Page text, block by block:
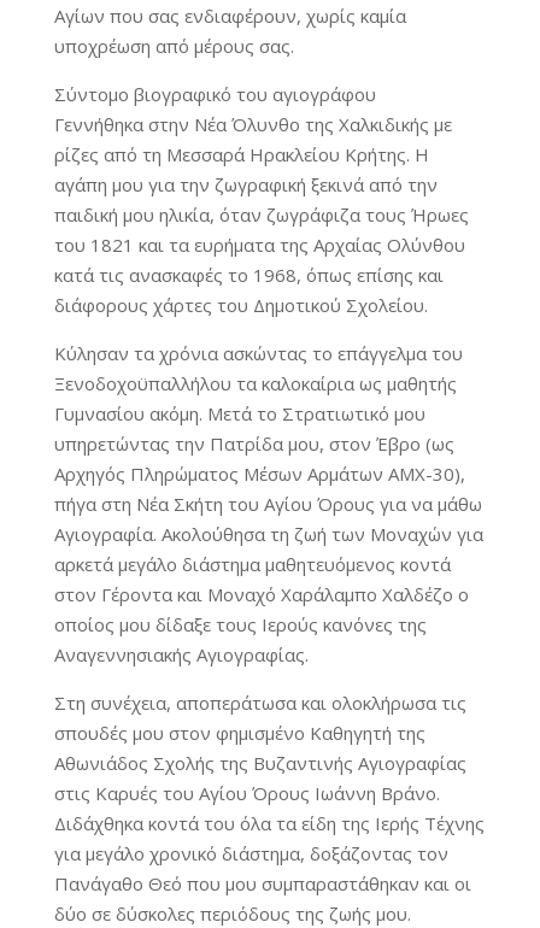
Αγίων που σας ενδιαφέρουν, χωρίς καμία
υποχρέωση από μέρους σας.
Σύντομο βιογραφικό του αγιογράφου
Γεννήθηκα στην Νέα Όλυνθο της Χαλκιδικής με
ρίζες από τη Μεσσαρά Ηρακλείου Κρήτης. Η
αγάπη μου για την ζωγραφική ξεκινά από την
παιδική μου ηλικία, όταν ζωγράφιζα τους Ήρωες
του 1821 και τα ευρήματα της Αρχαίας Ολύνθου
κατά τις ανασκαφές το 1968, όπως επίσης και
διάφορους χάρτες του Δημοτικού Σχολείου.
Κύλησαν τα χρόνια ασκώντας το επάγγελμα του
Ξενοδοχοϋπαλλήλου τα καλοκαίρια ως μαθητής
Γυμνασίου ακόμη. Μετά το Στρατιωτικό μου
υπηρετώντας την Πατρίδα μου, στον Έβρο (ως
Αρχηγός Πληρώματος Μέσων Αρμάτων ΑΜΧ-30),
πήγα στη Νέα Σκήτη του Αγίου Όρους για να μάθω
Αγιογραφία. Ακολούθησα τη ζωή των Μοναχών για
αρκετά μεγάλο διάστημα μαθητευόμενος κοντά
στον Γέροντα και Μοναχό Χαράλαμπο Χαλδέζο ο
οποίος μου δίδαξε τους Ιερούς κανόνες της
Αναγεννησιακής Αγιογραφίας.
Στη συνέχεια, αποπεράτωσα και ολοκλήρωσα τις
σπουδές μου στον φημισμένο Καθηγητή της
Αθωνιάδος Σχολής της Βυζαντινής Αγιογραφίας
στις Καρυές του Αγίου Όρους Ιωάννη Βράνο.
Διδάχθηκα κοντά του όλα τα είδη της Ιερής Τέχνης
για μεγάλο χρονικό διάστημα, δοξάζοντας τον
Πανάγαθο Θεό που μου συμπαραστάθηκαν και οι
δύο σε δύσκολες περιόδους της ζωής μου.